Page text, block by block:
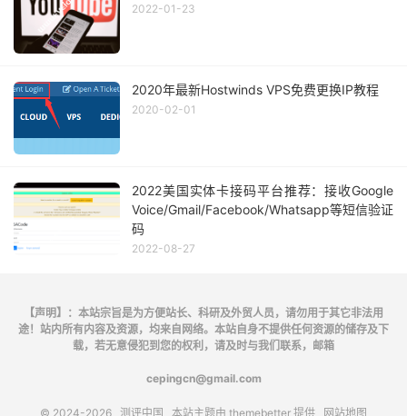
2022-01-23
2020年最新Hostwinds VPS免费更换IP教程
2020-02-01
2022美国实体卡接码平台推荐：接收Google
Voice/Gmail/Facebook/Whatsapp等短信验证
码
2022-08-27
【声明】：本站宗旨是为方便站长、科研及外贸人员，请勿用于其它非法用
途！站内所有内容及资源，均来自网络。本站自身不提供任何资源的储存及下
载，若无意侵犯到您的权利，请及时与我们联系，邮箱
cepingcn@gmail.com
© 2024-2026 测评中国 本站主题由 themebetter 提供 网站地图